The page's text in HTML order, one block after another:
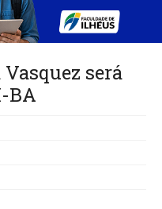
será
BA